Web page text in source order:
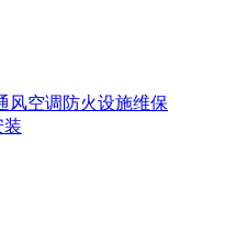
风空调防火设施维保
装